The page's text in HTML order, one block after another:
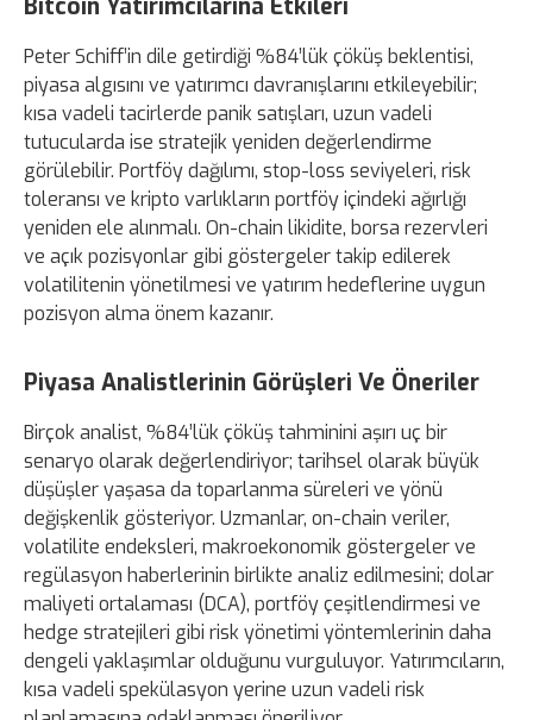
Bitcoin Yatırımcılarına Etkileri
Peter Schiff’in dile getirdiği %84’lük çöküş beklentisi,
piyasa algısını ve yatırımcı davranışlarını etkileyebilir;
kısa vadeli tacirlerde panik satışları, uzun vadeli
tutucularda ise stratejik yeniden değerlendirme
görülebilir. Portföy dağılımı, stop-loss seviyeleri, risk
toleransı ve kripto varlıkların portföy içindeki ağırlığı
yeniden ele alınmalı. On-chain likidite, borsa rezervleri
ve açık pozisyonlar gibi göstergeler takip edilerek
volatilitenin yönetilmesi ve yatırım hedeflerine uygun
pozisyon alma önem kazanır.
Piyasa Analistlerinin Görüşleri Ve Öneriler
Birçok analist, %84’lük çöküş tahminini aşırı uç bir
senaryo olarak değerlendiriyor; tarihsel olarak büyük
düşüşler yaşasa da toparlanma süreleri ve yönü
değişkenlik gösteriyor. Uzmanlar, on-chain veriler,
volatilite endeksleri, makroekonomik göstergeler ve
regülasyon haberlerinin birlikte analiz edilmesini; dolar
maliyeti ortalaması (DCA), portföy çeşitlendirmesi ve
hedge stratejileri gibi risk yönetimi yöntemlerinin daha
dengeli yaklaşımlar olduğunu vurguluyor. Yatırımcıların,
kısa vadeli spekülasyon yerine uzun vadeli risk